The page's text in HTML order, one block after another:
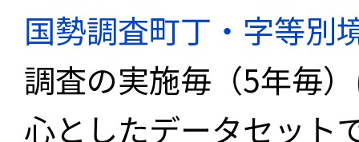
国勢調査町丁・字等別
調査の実施毎（5年毎
心としたデータセット